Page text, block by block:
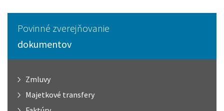
Povinné zverejňovanie
dokumentov
Zmluvy
Majetkové transfery